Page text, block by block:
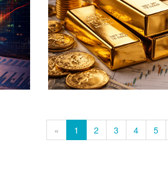
« 1 2 3 4 5